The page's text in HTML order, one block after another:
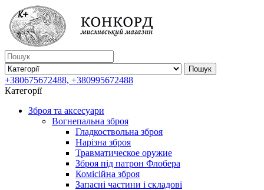
Пошук
+380675672488, +380995672488
Категорії
Зброя та аксесуари
Вогнепальна зброя
Гладкоствольна зброя
Нарізна зброя
Травматическое оружие
Зброя під патрон Флобера
Комісійна зброя
Запасні частини і складові